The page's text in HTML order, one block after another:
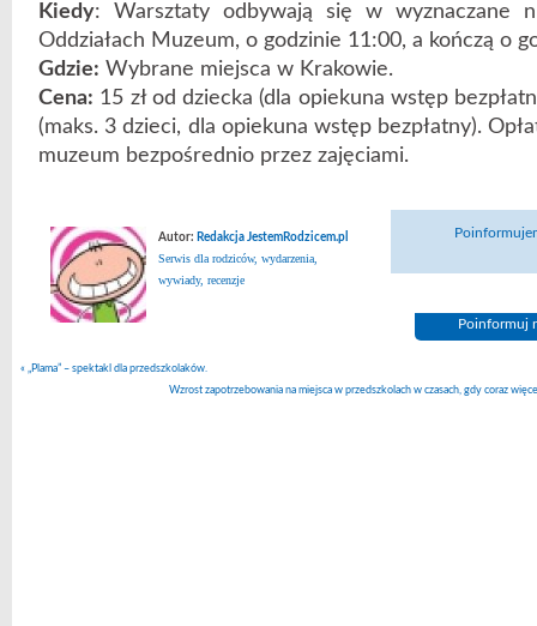
Kiedy: Warsztaty odbywają się w wyznaczane
Oddziałach Muzeum, o godzinie 11:00, a kończą o
Gdzie: Wybrane miejsca w Krakowie.
Cena: 15 zł od dziecka (dla opiekuna wstęp
(maks. 3 dzieci, dla opiekuna wstęp bezpłatny).
muzeum bezpośrednio przez zajęciami.
Autor: Redakcja JestemRodzicem.pl
Serwis dla rodziców, wydarzenia,
wywiady, recenzje
Poinformuj
« „Plama” – spektakl dla przedszkolaków.
Wzrost zapotrzebowania na miejsca w przedszkolach w czasach, gdy coraz